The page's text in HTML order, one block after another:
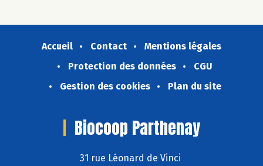
Accueil Contact
Mentions légales
Protection des données
CGU
Gestion des cookies
Plan du site
Biocoop Parthenay
31 rue Léonard de Vinci